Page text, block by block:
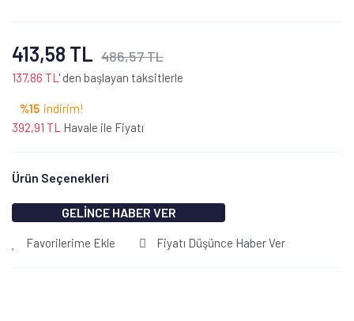
413,58 TL 486,57 TL
137,86 TL ' den başlayan taksitlerle
%15 indirim!
392,91 TL
Havale ile Fiyatı
Ürün Seçenekleri
GELİNCE HABER VER
Favorilerime Ekle Fiyatı Düşünce Haber Ver